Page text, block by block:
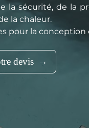
sécurité, de la
la chaleur.
pour la conception
devis